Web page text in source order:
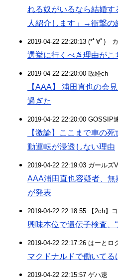
れる奴がいるなら結婚
人紹介します」→衝撃の
2019-04-22 22:20:13 (*ﾟ∀ﾟ)ゞ
選挙に行くべき理由がこ
2019-04-22 22:20:00 政経ch
【AAA】 浦田直也の会
過ぎた
2019-04-22 22:20:00 GOSSIP
【激論】ここまで車の
動運転が浸透しない理由
2019-04-22 22:19:03 ガールズ
AAA浦田直也容疑者、
が発表
2019-04-22 22:18:55 【2ch】
興味本位で遺伝子検査、
2019-04-22 22:17:26 はーとロ
マクドナルドで働いてる
2019-04-22 22:15:57 ゲハ速